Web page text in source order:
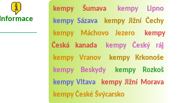
Termín od 2026-08-08 |
Autocamping
Luhačovice
Bílina Kyselka
1 místo pro stan + 3 osoby
Termín od 2026-08-02 |Kemp Iveta
1 místo pro obytný přívěs, elektrická
přípojka
Termín od 2026-08-13 |
Poslední štace
kempy Šumava
kempy Lipno
kempy Sázava
kempy Jižní Čechy
kempy Máchovo Jezero
kempy
Česká kanada
kempy Český ráj
kempy Vranov
kempy Krkonoše
kempy Beskydy
kempy Rozkoš
kempy Vltava
kempy Jižní Morava
kempy České Švýcarsko
Informace